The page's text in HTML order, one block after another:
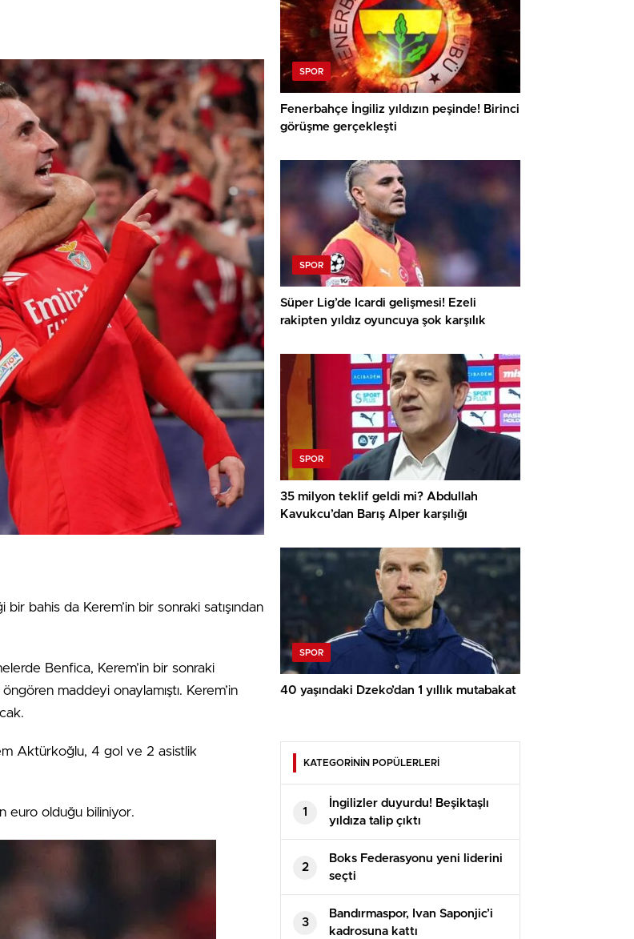
bahis da Kerem’in bir sonraki satışından
Benfica, Kerem’in bir sonraki
öngören maddeyi onaylamıştı. Kerem’in
Aktürkoğlu, 4 gol ve 2 asistlik
euro olduğu biliniyor.
SPOR
Fenerbahçe İngiliz yıldızın peşinde! Birinci
görüşme gerçekleşti
SPOR
Süper Lig’de Icardi gelişmesi! Ezeli
rakipten yıldız oyuncuya şok karşılık
SPOR
35 milyon teklif geldi mi? Abdullah
Kavukcu’dan Barış Alper karşılığı
SPOR
40 yaşındaki Dzeko’dan 1 yıllık mutabakat
KATEGORİNİN POPÜLERLERİ
1
İngilizler duyurdu! Beşiktaşlı
yıldıza talip çıktı
2
Boks Federasyonu yeni liderini
seçti
3
Bandırmaspor, Ivan Saponjic’i
kadrosuna kattı